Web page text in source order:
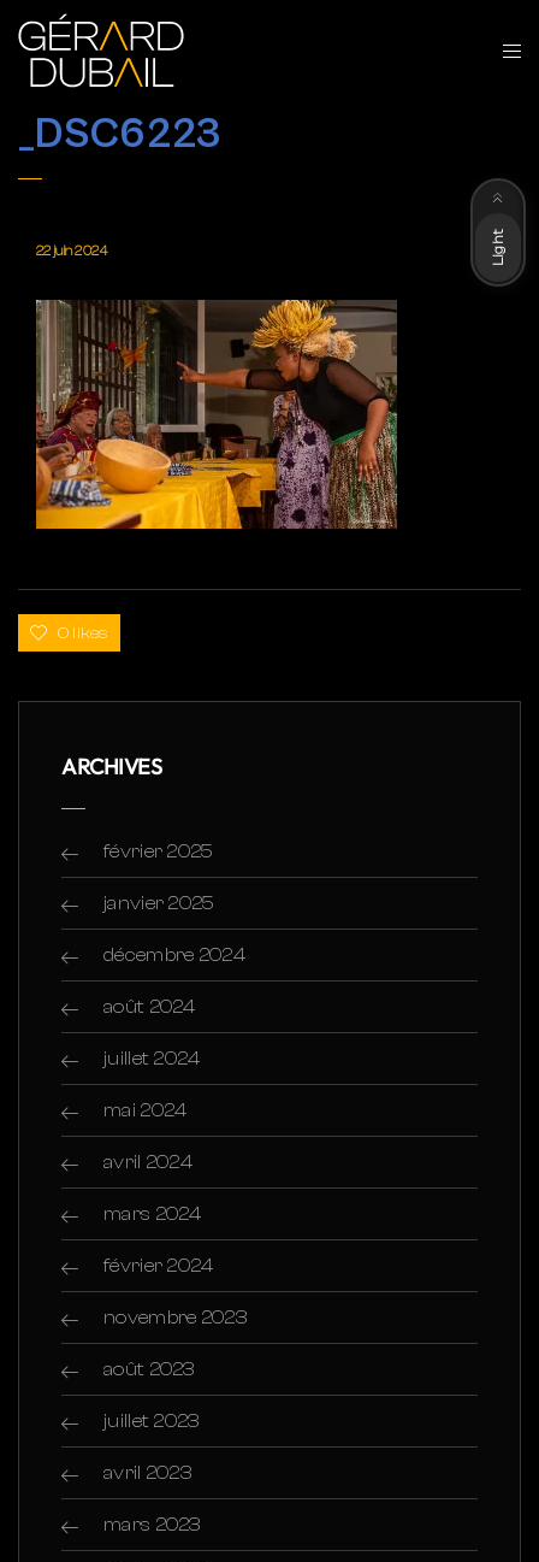
_DSC6223
22 juin 2024
0 likes
ARCHIVES
février 2025
janvier 2025
décembre 2024
août 2024
juillet 2024
mai 2024
avril 2024
mars 2024
février 2024
novembre 2023
août 2023
juillet 2023
avril 2023
mars 2023
Light
Dark